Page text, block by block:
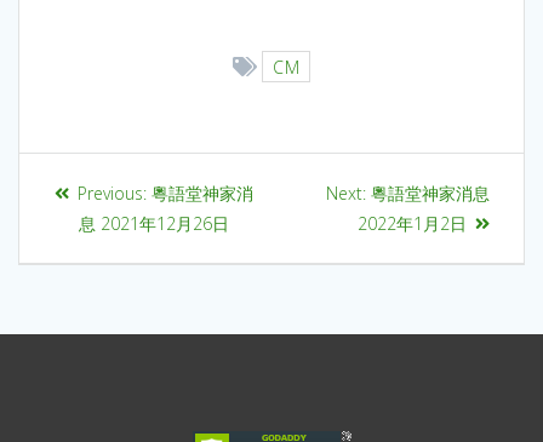
CM
Previous: 粵語堂神家消
息 2021年12月26日
Next: 粵語堂神家消息
2022年1月2日